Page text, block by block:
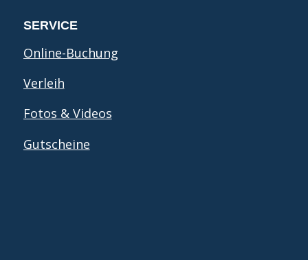
SERVICE
Online-Buchung
Verleih
Fotos & Videos
Gutscheine